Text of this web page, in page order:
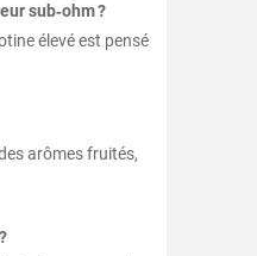
sub‑ohm ?
élevé est pensé
arômes fruités,